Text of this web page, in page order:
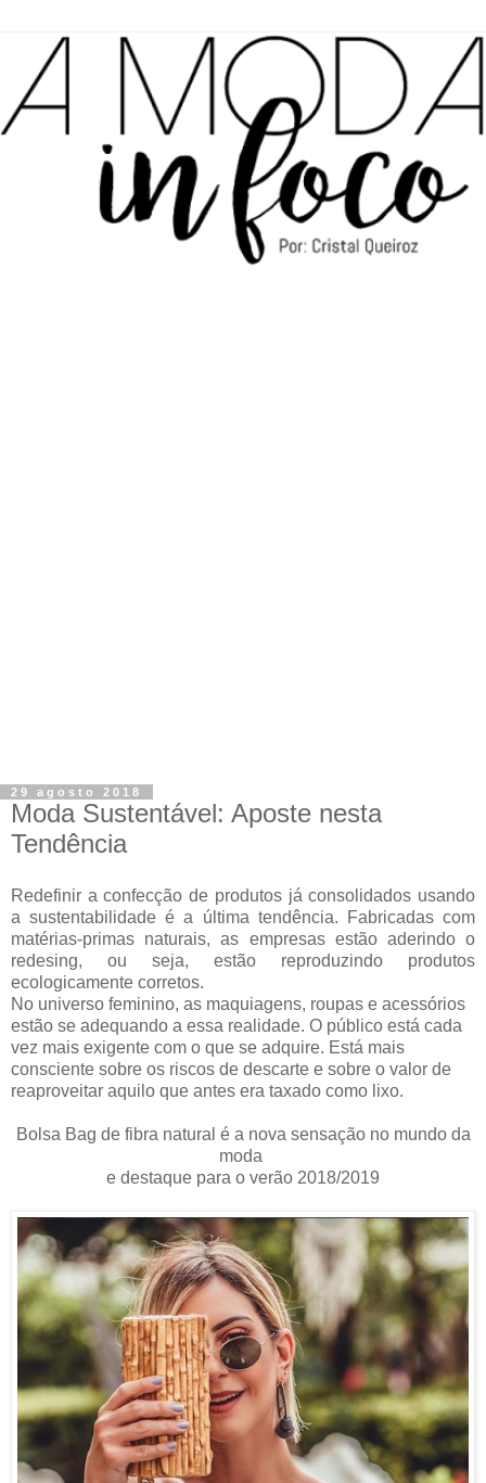
29 agosto 2018
Moda Sustentável: Aposte nesta
Tendência
Redefinir a confecção de produtos já consolidados usando
a sustentabilidade é a última tendência. Fabricadas com
matérias-primas naturais, as empresas estão aderindo o
redesing, ou seja, estão reproduzindo produtos
ecologicamente corretos.
No universo feminino, as maquiagens, roupas e acessórios
estão se adequando a essa realidade. O público está cada
vez mais exigente com o que se adquire. Está mais
consciente sobre os riscos de descarte e sobre o valor de
reaproveitar aquilo que antes era taxado como lixo.
Bolsa Bag de fibra natural é a nova sensação no mundo da
moda
e destaque para o verão 2018/2019